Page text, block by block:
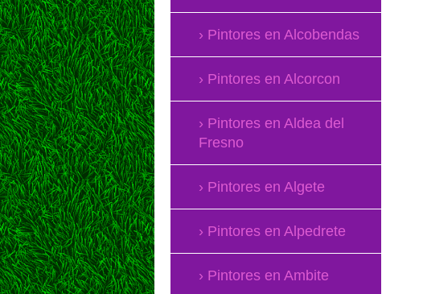
Pintores en Alcobendas
Pintores en Alcorcon
Pintores en Aldea del
Fresno
Pintores en Algete
Pintores en Alpedrete
Pintores en Ambite